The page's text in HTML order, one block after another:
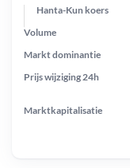
Hanta-Kun koers
Prijs wijziging 24h
Markt dominantie
Marktkapitalisatie
Volume